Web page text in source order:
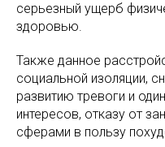
серьезный ущерб
здоровью.
Также данное
социальной изоляции,
развитию тревоги и
интересов, отказу от
сферами в пользу